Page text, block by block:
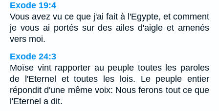
Exode 19:4
Vous avez vu ce que j'ai fait à l'Egypte, et comment
je vous ai portés sur des ailes d'aigle et amenés
vers moi.
Exode 24:3
Moïse vint rapporter au peuple toutes les paroles
de l'Eternel et toutes les lois. Le peuple entier
répondit d'une même voix: Nous ferons tout ce que
l'Eternel a dit.